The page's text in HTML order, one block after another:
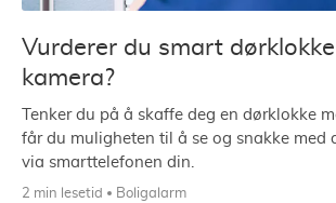
Vurderer du smart
kamera?
Tenker du på å skaffe deg en dørklokke
får du muligheten til å se og snakke med
via smarttelefonen din.
2 min lesetid Boligalarm